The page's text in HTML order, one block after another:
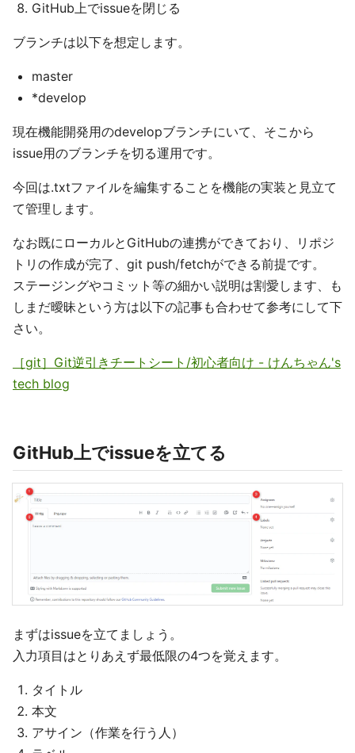
GitHub上でissueを閉じる
ブランチは以下を想定します。
master
*develop
現在機能開発用のdevelopブランチにいて、そこから
issue用のブランチを切る運用です。
今回は.txtファイルを編集することを機能の実装と見立て
て管理します。
なお既にローカルとGitHubの連携ができており、リポジ
トリの作成が完了、git push/fetchができる前提です。
ステージングやコミット等の細かい説明は割愛します、も
しまだ曖昧という方は以下の記事も合わせて参考にして下
さい。
［git］Git逆引きチートシート/初心者向け - けんちゃん's
tech blog
GitHub上でissueを立てる
まずはissueを立てましょう。
入力項目はとりあえず最低限の4つを覚えます。
タイトル
本文
アサイン（作業を行う人）